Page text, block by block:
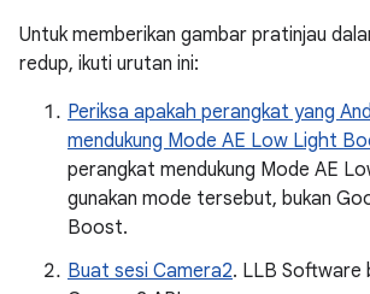
Untuk memberikan gambar pratinjau
redup, ikuti urutan ini:
Periksa apakah perangkat yang
mendukung Mode AE Low Light
perangkat mendukung Mode AE
gunakan mode tersebut, bukan
Boost.
Buat sesi Camera2. LLB Software